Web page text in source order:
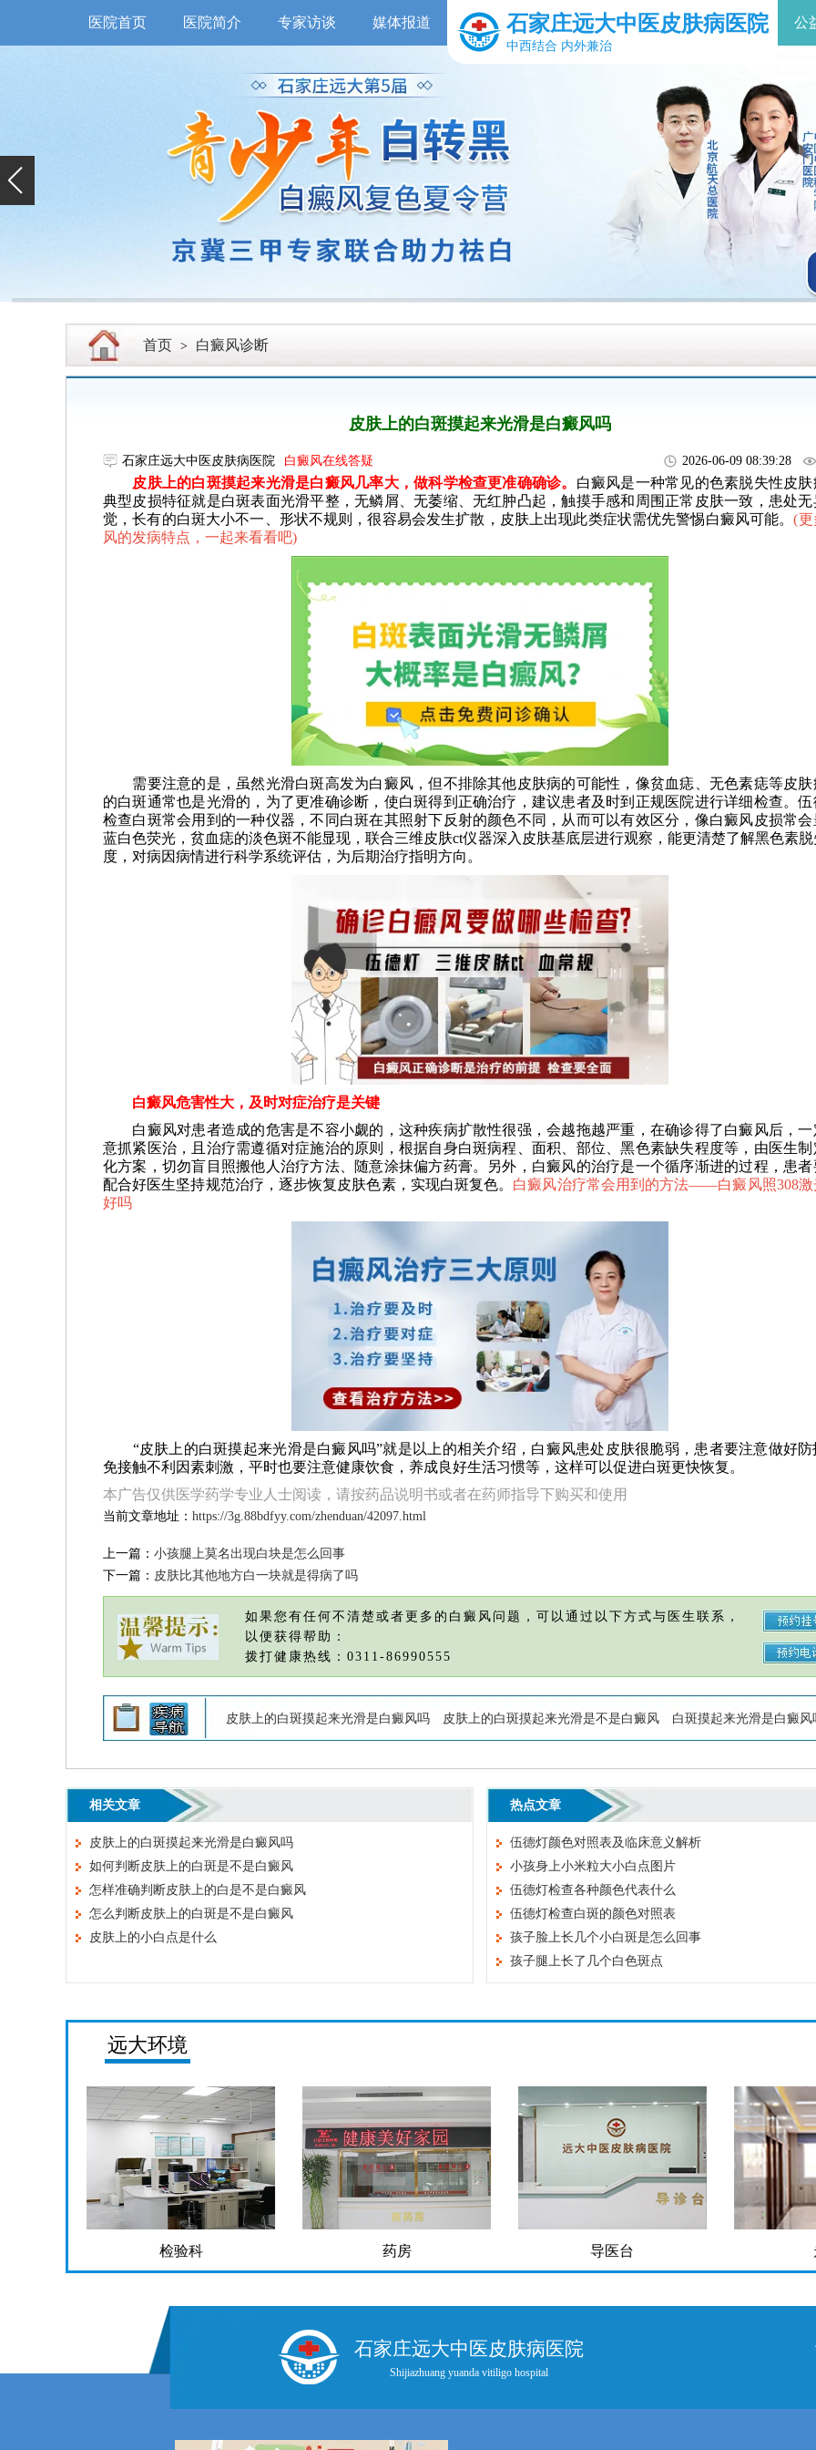
医院首页 医院简介 专家访谈 媒体报道 石家庄远大中医皮肤病医院
中西结合 内外兼治
公
首页 > 白癜风诊断
皮肤上的白斑摸起来光滑是白癜风吗
石家庄远大中医皮肤病医院 白癜风在线答疑 2026-06-09 08:39:28
皮肤上的白斑摸起来光滑是白癜风几率大，做科学检查更准确确诊。 白癜风是一种常见的色素脱失性皮
典型皮损特征就是白斑表面光滑平整，无鳞屑、无萎缩、无红肿凸起，触摸手感和周围正常皮肤一致，患处无
觉，长有的白斑大小不一、形状不规则，很容易会发生扩散，皮肤上出现此类症状需优先警惕白癜风可能。(更
风的发病特点，一起来看看吧)
需要注意的是，虽然光滑白斑高发为白癜风，但不排除其他皮肤病的可能性，像贫血痣、无色素痣等皮肤
的白斑通常也是光滑的，为了更准确诊断，使白斑得到正确治疗，建议患者及时到正规医院进行详细检查。伍
检查白斑常会用到的一种仪器，不同白斑在其照射下反射的颜色不同，从而可以有效区分，像白癜风皮损常会
蓝白色荧光，贫血痣的淡色斑不能显现，联合三维皮肤ct仪器深入皮肤基底层进行观察，能更清楚了解黑色素
度，对病因病情进行科学系统评估，为后期治疗指明方向。
白癜风危害性大，及时对症治疗是关键
白癜风对患者造成的危害是不容小觑的，这种疾病扩散性很强，会越拖越严重，在确诊得了白癜风后，一
意抓紧医治，且治疗需遵循对症施治的原则，根据自身白斑病程、面积、部位、黑色素缺失程度等，由医生制
化方案，切勿盲目照搬他人治疗方法、随意涂抹偏方药膏。另外，白癜风的治疗是一个循序渐进的过程，患者
配合好医生坚持规范治疗，逐步恢复皮肤色素，实现白斑复色。 白癜风治疗常会用到的方法——白癜风照308
好吗
“皮肤上的白斑摸起来光滑是白癜风吗”就是以上的相关介绍，白癜风患处皮肤很脆弱，患者要注意做好防
免接触不利因素刺激，平时也要注意健康饮食，养成良好生活习惯等，这样可以促进白斑更快恢复。
本广告仅供医学药学专业人士阅读，请按药品说明书或者在药师指导下购买和使用
当前文章地址： https://3g.88bdfyy.com/zhenduan/42097.html
上一篇： 小孩腿上莫名出现白块是怎么回事
下一篇： 皮肤比其他地方白一块就是得病了吗
如果您有任何不清楚或者更多的白癜风问题，可以通过以下方式与医生联系，
以便获得帮助：
拨打健康热线：0311-86990555
皮肤上的白斑摸起来光滑是白癜风吗 皮肤上的白斑摸起来光滑是不是白癜风 白斑摸起来光滑是白癜风
相关文章
皮肤上的白斑摸起来光滑是白癜风吗
如何判断皮肤上的白斑是不是白癜风
怎样准确判断皮肤上的白是不是白癜风
怎么判断皮肤上的白斑是不是白癜风
皮肤上的小白点是什么
热点文章
伍德灯颜色对照表及临床意义解析
小孩身上小米粒大小白点图片
伍德灯检查各种颜色代表什么
伍德灯检查白斑的颜色对照表
孩子脸上长几个小白斑是怎么回事
孩子腿上长了几个白色斑点
远大环境
检验科 药房 导医台
石家庄远大中医皮肤病医院
Shijiazhuang yuanda vitiligo hospital